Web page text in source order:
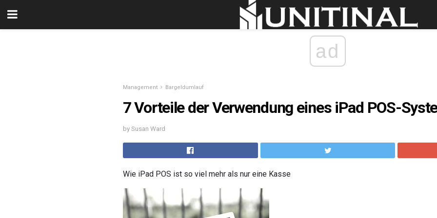
ad
Management Bargeldumlauf
7 Vorteile der Verwendung eines iPad POS-
by Susan Ward
Wie iPad POS ist so viel mehr als nur eine Kasse